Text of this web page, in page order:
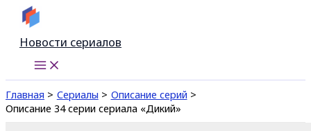
Перейти
содержимому
Новости сериалов
Главная Сериалы
Описание серий
Описание 34 серии сериала «Дикий»